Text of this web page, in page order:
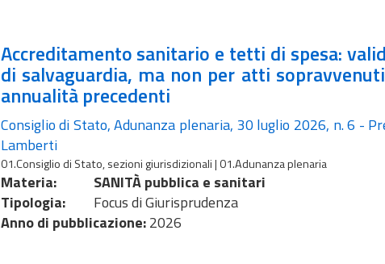
Accreditamento sanitario e tetti di spesa:
di salvaguardia, ma non per atti
annualità precedenti
Consiglio di Stato, Adunanza plenaria, 30 luglio 2026, n. 6 -
Lamberti
01.Consiglio di Stato, sezioni giurisdizionali | 01.Adunanza plenaria
Materia:
SANITÀ pubblica e sanitari
Tipologia:
Focus di Giurisprudenza
Anno di pubblicazione:2026